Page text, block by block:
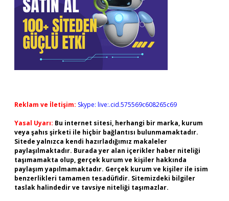
Reklam ve İletişim: Skype: live:.cid.575569c608265c69
Yasal Uyarı: Bu internet sitesi, herhangi bir marka, kurum
veya şahıs şirketi ile hiçbir bağlantısı bulunmamaktadır.
Sitede yalnızca kendi hazırladığımız makaleler
paylaşılmaktadır. Burada yer alan içerikler haber niteliği
taşımamakta olup, gerçek kurum ve kişiler hakkında
paylaşım yapılmamaktadır. Gerçek kurum ve kişiler ile isim
benzerlikleri tamamen tesadüfidir. Sitemizdeki bilgiler
taslak halindedir ve tavsiye niteliği taşımazlar.